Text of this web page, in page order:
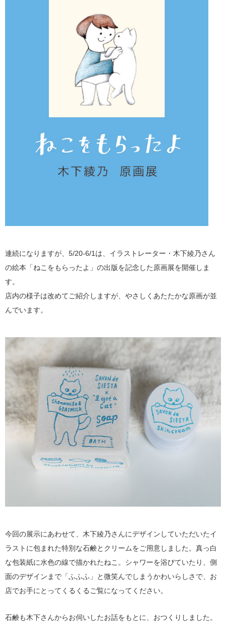
連続になりますが、5/20-6/1は、イラストレーター・木下綾乃さん
の絵本「ねこをもらったよ」の出版を記念した原画展を開催しま
す。
店内の様子は改めてご紹介しますが、やさしくあたたかな原画が並
んでいます。
今回の展示にあわせて、木下綾乃さんにデザインしていただいたイ
ラストに包まれた特別な石鹸とクリームをご用意しました。真っ白
な包装紙に水色の線で描かれたねこ。シャワーを浴びていたり、側
面のデザインまで「ふふふ」と微笑んでしまうかわいらしさで、お
店でお手にとってくるくるご覧になってください。
石鹸も木下さんからお伺いしたお話をもとに、おつくりしました。